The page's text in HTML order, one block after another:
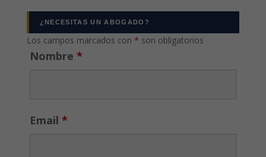
¿NECESITAS UN ABOGADO?
Los campos marcados con * son obligatorios
Nombre *
Email *